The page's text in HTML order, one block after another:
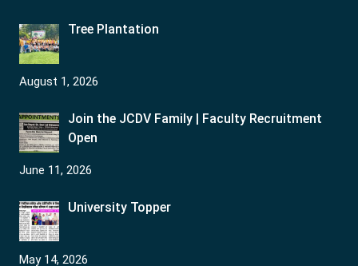
Tree Plantation
August 1, 2026
Join the JCDV Family | Faculty Recruitment
Open
June 11, 2026
University Topper
May 14, 2026